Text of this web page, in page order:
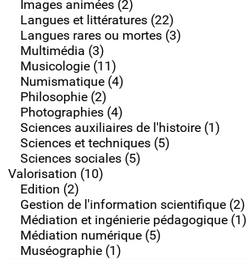
Images animées (2)
Langues et littératures (22)
Langues rares ou mortes (3)
Multimédia (3)
Musicologie (11)
Numismatique (4)
Philosophie (2)
Photographies (4)
Sciences auxiliaires de l'histoire (1)
Sciences et techniques (5)
Sciences sociales (5)
Valorisation (10)
Edition (2)
Gestion de l'information scientifique (2)
Médiation et ingénierie pédagogique (1)
Médiation numérique (5)
Muséographie (1)